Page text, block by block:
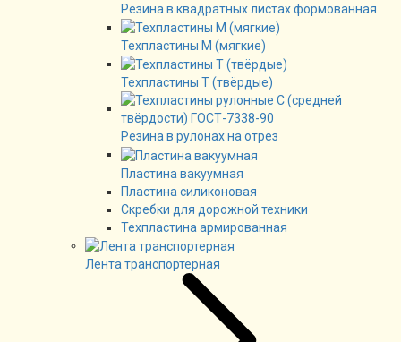
Резина в квадратных листах формованная
Техпластины М (мягкие)
Техпластины Т (твёрдые)
Резина в рулонах на отрез
Пластина вакуумная
Пластина силиконовая
Скребки для дорожной техники
Техпластина армированная
Лента транспортерная